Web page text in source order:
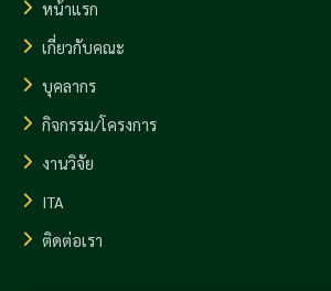
หน้าแรก
เกี่ยวกับคณะ
บุคลากร
กิจกรรม/โครงการ
งานวิจัย
ITA
ติดต่อเรา